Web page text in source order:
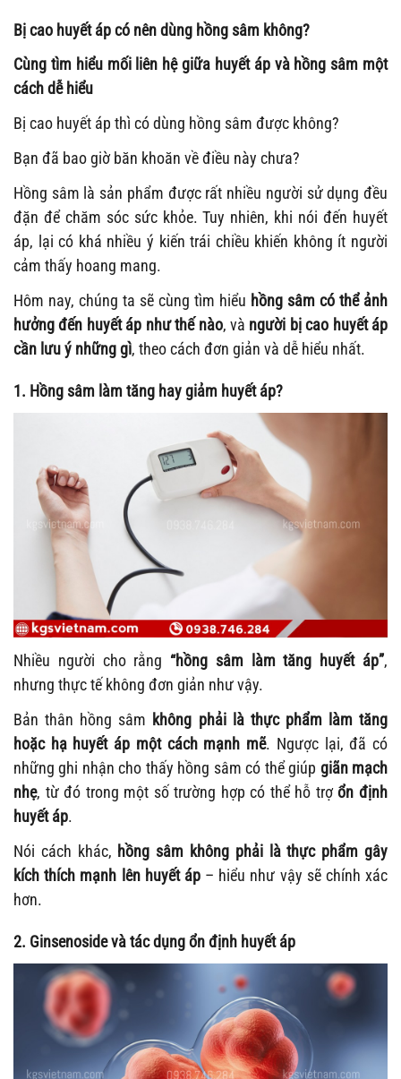
Bị cao huyết áp có nên dùng hồng sâm không?
Cùng tìm hiểu mối liên hệ giữa huyết áp và hồng sâm một
cách dễ hiểu
Bị cao huyết áp thì có dùng hồng sâm được không?
Bạn đã bao giờ băn khoăn về điều này chưa?
Hồng sâm là sản phẩm được rất nhiều người sử dụng đều
đặn để chăm sóc sức khỏe. Tuy nhiên, khi nói đến huyết
áp, lại có khá nhiều ý kiến trái chiều khiến không ít người
cảm thấy hoang mang.
Hôm nay, chúng ta sẽ cùng tìm hiểu hồng sâm có thể ảnh
hưởng đến huyết áp như thế nào, và người bị cao huyết áp
cần lưu ý những gì, theo cách đơn giản và dễ hiểu nhất.
1. Hồng sâm làm tăng hay giảm huyết áp?
Nhiều người cho rằng “hồng sâm làm tăng huyết áp”,
nhưng thực tế không đơn giản như vậy.
Bản thân hồng sâm không phải là thực phẩm làm tăng
hoặc hạ huyết áp một cách mạnh mẽ. Ngược lại, đã có
những ghi nhận cho thấy hồng sâm có thể giúp giãn mạch
nhẹ, từ đó trong một số trường hợp có thể hỗ trợổn định
huyết áp.
Nói cách khác, hồng sâm không phải là thực phẩm gây
kích thích mạnh lên huyết áp– hiểu như vậy sẽ chính xác
hơn.
2. Ginsenoside và tác dụng ổn định huyết áp